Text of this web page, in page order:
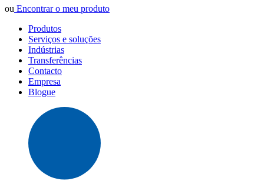
ou Encontrar o meu produto
Produtos
Serviços e soluções
Indústrias
Transferências
Contacto
Empresa
Blogue